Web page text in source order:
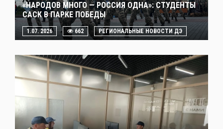
«НАРОДОВ МНОГО — РОССИЯ ОДНА»: СТУДЕНТЫ
САСК В ПАРКЕ ПОБЕДЫ
1.07. 2026 662 РЕГИОНАЛЬНЫЕ НОВОСТИ ДЭ